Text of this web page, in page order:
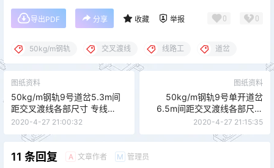
导出PDF 分享 收藏 举报 0 0
50kg/m钢轨 交叉渡线 线路工 道岔
图纸资料
50kg/m钢轨9号道岔5.3m间
距交叉渡线各部尺寸 专线
(02)7664-Ⅰ CZ2250
2020-4-27 21:00:32
图纸资料
50kg/m钢轨9号单开道岔
6.5m间距交叉渡线各部尺寸
专线7526 CZ213
2020-4-27 21:15:35
11 条回复 A 文章作者 M 管理员